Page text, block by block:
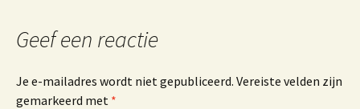
Geef een reactie
Je e-mailadres wordt niet gepubliceerd. Vereiste velden zijn
gemarkeerd met *